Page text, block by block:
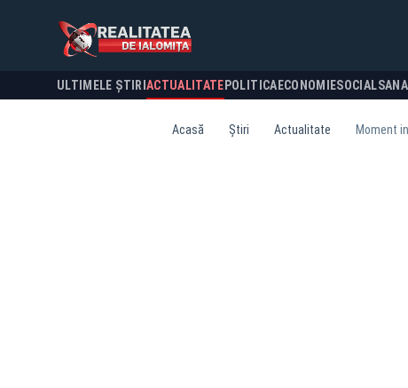
ULTIMELE ȘTIRI ACTUALITATE POLITICA ECONOMIESOCIAL
Acasă Știri Actualitate Moment